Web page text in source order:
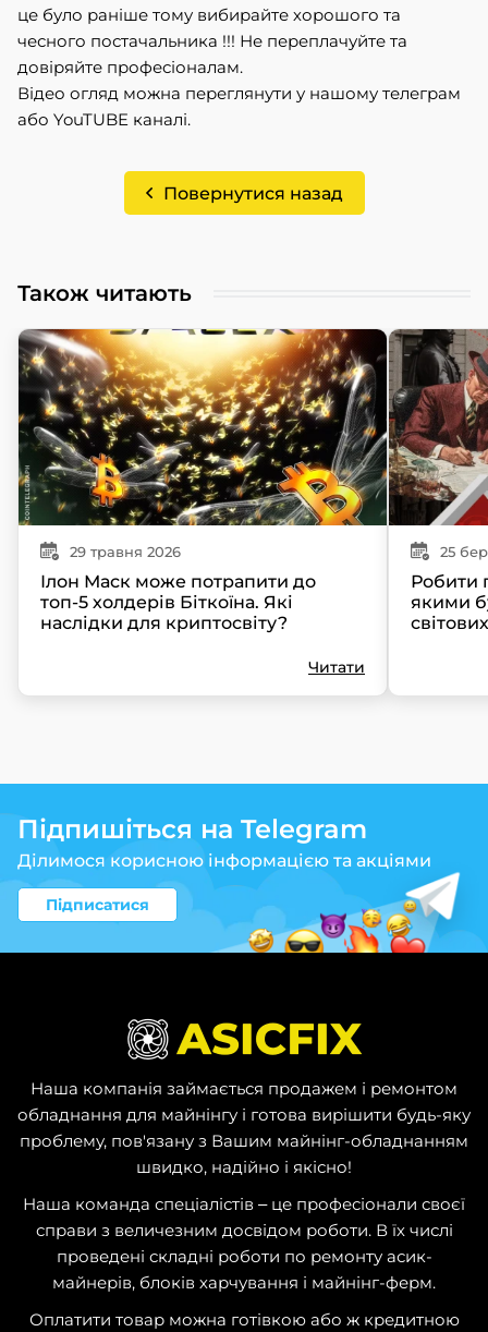
це було раніше тому вибирайте хорошого та
чесного постачальника !!! Не переплачуйте та
довіряйте професіоналам.
Відео огляд можна переглянути у нашому телеграм
або YouTUBE каналі.
Повернутися назад
Також читають
29 травня 2026
Ілон Маск може потрапити до
топ-5 холдерів Біткоїна. Які
наслідки для криптосвіту?
Читати
25
Робити
якими
Підпишіться на Telegram
Ділимося корисною інформацією та акціями
Підписатися
Наша компанія займається продажем і ремонтом
обладнання для майнінгу і готова вирішити будь-яку
проблему, пов'язану з Вашим майнінг-обладнанням
швидко, надійно і якісно!
Наша команда спеціалістів – це професіонали своєї
справи з величезним досвідом роботи. В їх числі
проведені складні роботи по ремонту асик-
майнерів, блоків харчування і майнінг-ферм.
Оплатити товар можна готівкою або ж кредитною